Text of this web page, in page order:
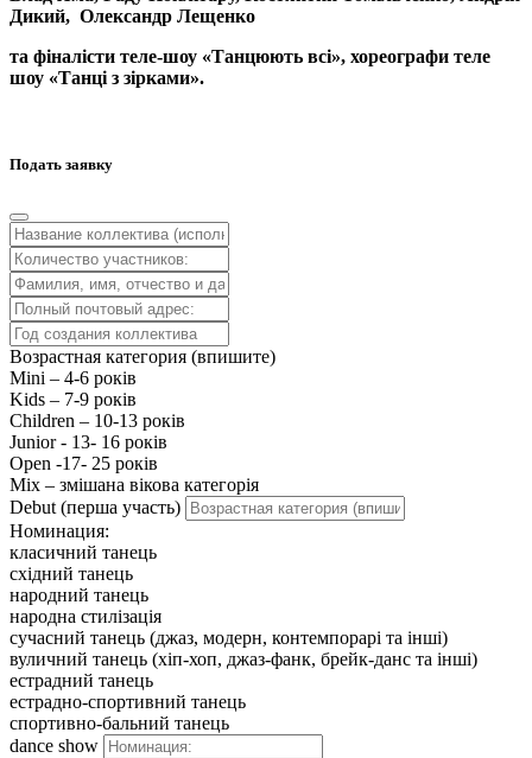
Дикий, Олександр Лещенко
та фіналісти теле-шоу «Танцюють всі», хореографи теле
шоу «Танці з зірками».
Подать заявку
Возрастная категория (впишите)
Mini – 4-6 років
Kids – 7-9 років
Children – 10-13 років
Junior - 13- 16 років
Open -17- 25 років
Mix – змішана вікова категорія
Debut (перша участь)
Номинация:
класичний танець
східний танець
народний танець
народна стилізація
сучасний танець (джаз, модерн, контемпорарі та інші)
вуличний танець (хіп-хоп, джаз-фанк, брейк-данс та інші)
естрадний танець
естрадно-спортивний танець
спортивно-бальний танець
dance show